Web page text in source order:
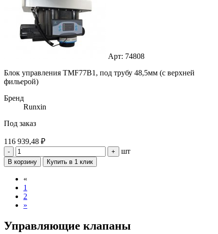
Арт: 74808
Блок управления TMF77B1, под трубу 48,5мм (с верхней
фильерой)
Бренд
Runxin
Под заказ
116 939,48 ₽
- + шт
В корзину Купить в 1 клик
«
1
2
»
Управляющие клапаны